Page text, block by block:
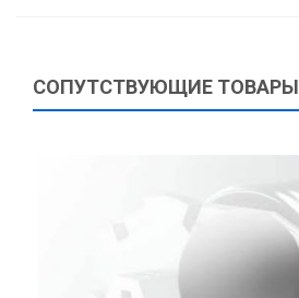
СОПУТСТВУЮЩИЕ ТОВАРЫ